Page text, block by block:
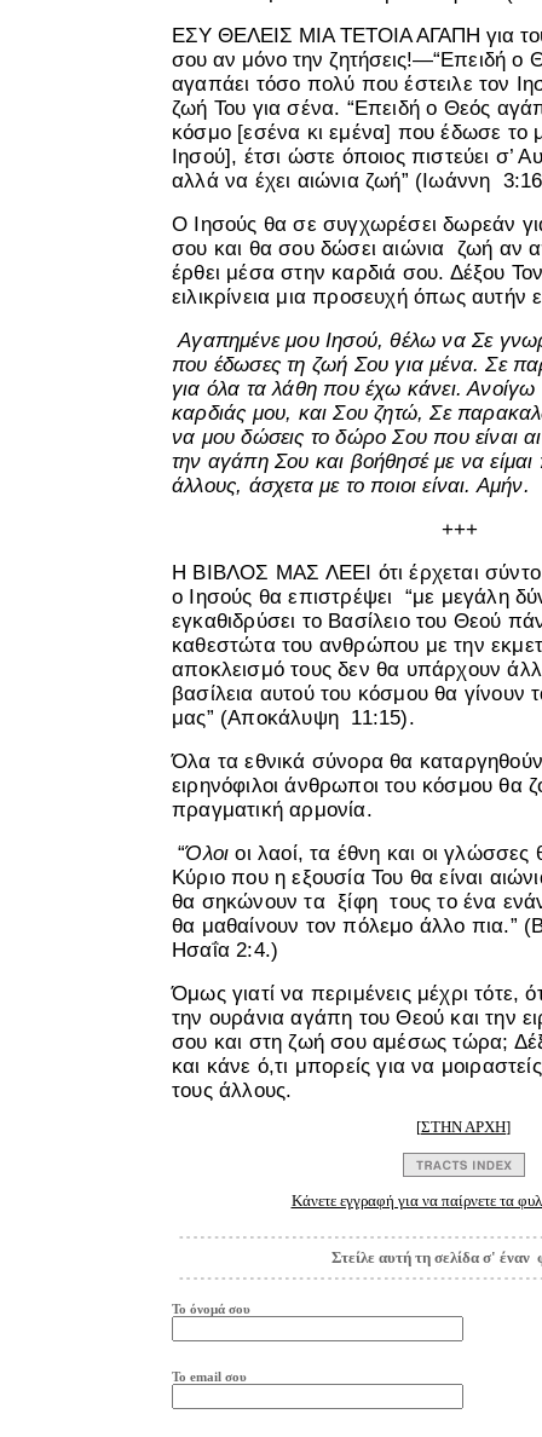
ΕΣΥ ΘΕΛΕΙΣ ΜΙΑ ΤΕΤΟΙΑ ΑΓΑΠΗ για
σου αν μόνο την ζητήσεις!—“Επειδή ο
αγαπάει τόσο πολύ που έστειλε τον
ζωή Του για σένα. “Επειδή ο Θεός
κόσμο [εσένα κι εμένα] που έδωσε το
Ιησού], έτσι ώστε όποιος πιστεύει σ’
αλλά να έχει αιώνια ζωή” (Ιωάννη
Ο Ιησούς θα σε συγχωρέσει δωρεάν
σου και θα σου δώσει αιώνια ζωή αν
έρθει μέσα στην καρδιά σου. Δέξου
ειλικρίνεια μια προσευχή όπως αυτήν
Αγαπημένε μου Ιησού, θέλω να Σε
που έδωσες τη ζωή Σου για μένα. Σε
για όλα τα λάθη που έχω κάνει.
καρδιάς μου, και Σου ζητώ, Σε
να μου δώσεις το δώρο Σου που είναι
την αγάπη Σου και βοήθησέ με να είμαι
άλλους, άσχετα με το ποιοι είναι. Αμήν.
+++
Η ΒΙΒΛΟΣ ΜΑΣ ΛΕΕΙ ότι έρχεται
ο Ιησούς θα επιστρέψει “με μεγάλη
εγκαθιδρύσει το Βασίλειο του Θεού
καθεστώτα του ανθρώπου με την
αποκλεισμό τους δεν θα υπάρχουν
βασίλεια αυτού του κόσμου θα γίνουν
μας” (Αποκάλυψη 11:15).
Όλα τα εθνικά σύνορα θα καταργηθούν
ειρηνόφιλοι άνθρωποι του κόσμου θα
πραγματική αρμονία.
“Όλοιοι λαοί, τα έθνη και οι γλώσσες
Κύριο που η εξουσία Του θα είναι
θα σηκώνουν τα ξίφη τους το ένα
θα μαθαίνουν τον πόλεμο άλλο πια.”
Ησαΐα 2:4.)
Όμως γιατί να περιμένεις μέχρι τότε,
την ουράνια αγάπη του Θεού και την
σου και στη ζωή σου αμέσως τώρα;
και κάνε ό,τι μπορείς για να
τους άλλους.
[ΣΤΗΝ ΑΡΧΗ]
Κάνετε εγγραφή για να παίρνετε τα
Στείλε αυτή τη σελίδα σ' έναν
Το όνομά σου
Το email σου